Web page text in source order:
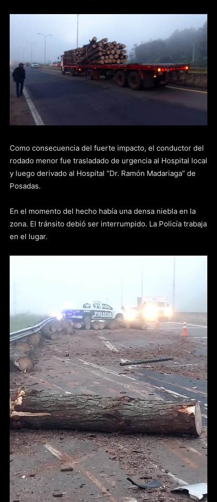
Como consecuencia del fuerte impacto, el conductor del
rodado menor fue trasladado de urgencia al Hospital local
y luego derivado al Hospital “Dr. Ramón Madariaga” de
Posadas.
En el momento del hecho había una densa niebla en la
zona. El tránsito debió ser interrumpido. La Policía trabaja
en el lugar.